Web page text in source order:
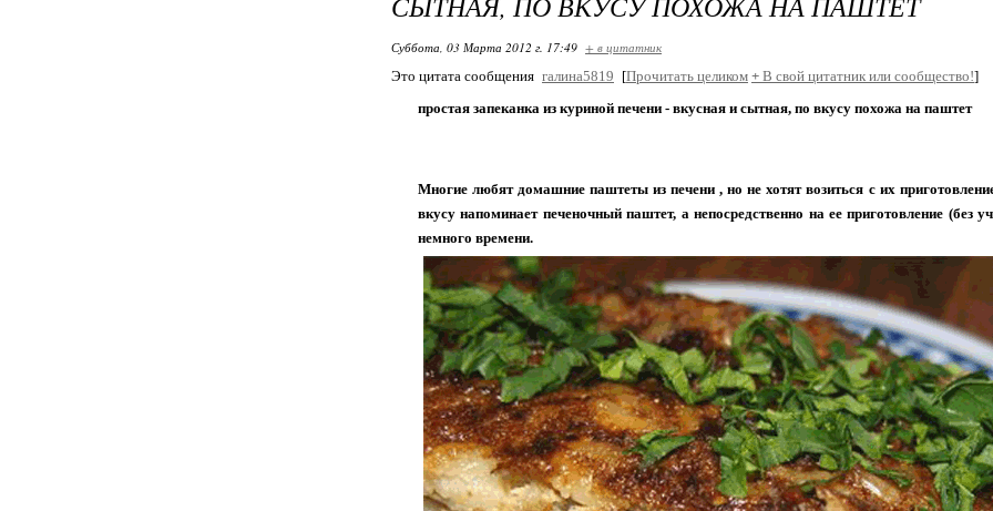
Суббота, 03 Марта 2012 г. 17:49 + в цитатник
Это цитата сообщения галина5819 [Прочитать целиком + В свой цитатник или сообщество!]
простая запеканка из куриной печени - вкусная и сытная, по вкусу похожа на паштет
Многие любят домашние паштеты из печени , но не хотят возиться с их
вкусу напоминает печеночный паштет, а непосредственно на ее приготовление (без
немного времени.